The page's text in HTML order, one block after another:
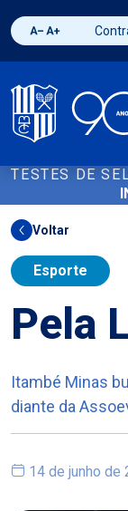
Diminuir fonte
Aumentar
TESTES DE
Voltar
Esporte
Pela
Itambé Minas
diante da
14 de junho de